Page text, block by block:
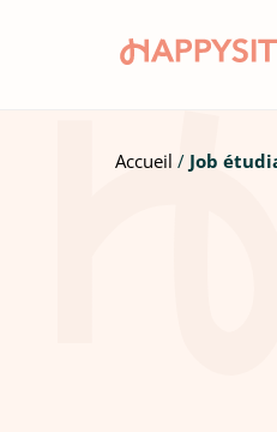
Accueil Job